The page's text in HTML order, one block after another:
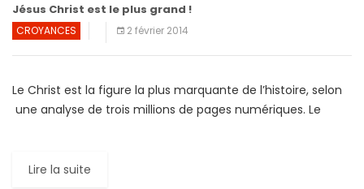
Jésus Christ est le plus grand !
CROYANCES 2 février 2014
Le Christ est la figure la plus marquante de l’histoire, selon
une analyse de trois millions de pages numériques. Le
Lire la suite